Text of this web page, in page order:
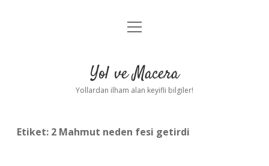
Anasayfa
Yasal Uyarı
menüyü
Yol ve Macera
Yollardan ilham alan keyifli bilgiler!
Etiket: 2 Mahmut neden fesi getirdi